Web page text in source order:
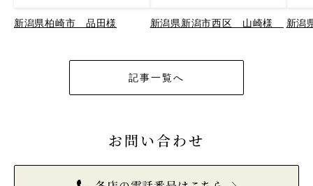
新潟県柏崎市 品田様 新潟県新潟市西区 山崎様 新潟
記事一覧へ
お問い合わせ